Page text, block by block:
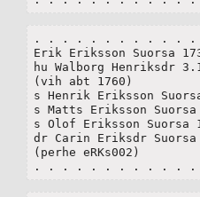
. . . . . . . . . . .
Erik Eriksson Suorsa
hu Walborg Henriksdr
(vih abt 1760)
s Henrik Eriksson
s Matts Eriksson
s Olof Eriksson Suorsa
dr Carin Eriksdr Suorsa
(perhe eRKs002)
. . . . . . . . . . .